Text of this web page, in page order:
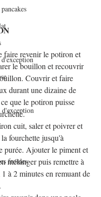
d'exception
froides
faire revenir le potiron et
le bouillon et recouvrir
Couvrir et faire
durant une dizaine de
que le potiron puisse
cuit, saler et poivrer et
fourchette jusqu'à
purée. Ajouter le piment et
mélanger puis remettre à
à 2 minutes en remuant de